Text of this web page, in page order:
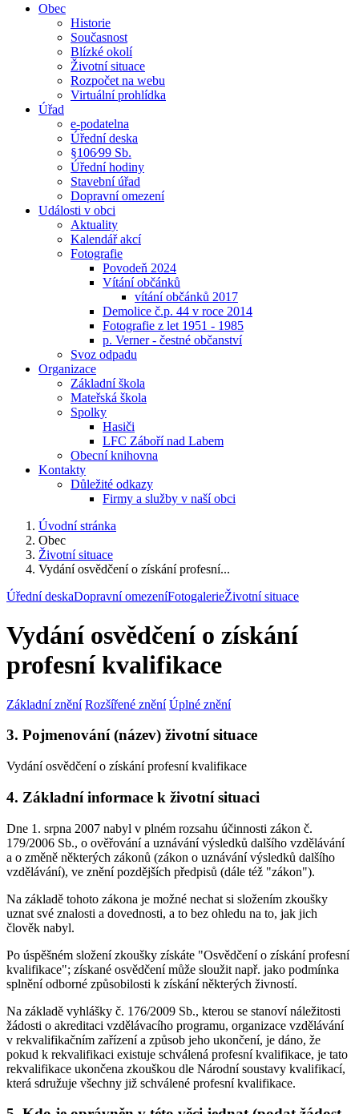
Obec
Historie
Současnost
Blízké okolí
Životní situace
Rozpočet na webu
Virtuální prohlídka
Úřad
e-podatelna
Úřední deska
§106⁄99 Sb.
Úřední hodiny
Stavební úřad
Dopravní omezení
Události v obci
Aktuality
Kalendář akcí
Fotografie
Povodeň 2024
Vítání občánků
vítání občánků 2017
Demolice č.p. 44 v roce 2014
Fotografie z let 1951 - 1985
p. Verner - čestné občanství
Svoz odpadu
Organizace
Základní škola
Mateřská škola
Spolky
Hasiči
LFC Záboří nad Labem
Obecní knihovna
Kontakty
Důležité odkazy
Firmy a služby v naší obci
Úvodní stránka
Obec
Životní situace
Vydání osvědčení o získání profesní...
Úřední deskaDopravní omezeníFotogalerieŽivotní situace
Vydání osvědčení o získání
profesní kvalifikace
Základní znění Rozšířené znění Úplné znění
3. Pojmenování (název) životní situace
Vydání osvědčení o získání profesní kvalifikace
4. Základní informace k životní situaci
Dne 1. srpna 2007 nabyl v plném rozsahu účinnosti zákon č.
179/2006 Sb., o ověřování a uznávání výsledků dalšího vzdělávání
a o změně některých zákonů (zákon o uznávání výsledků dalšího
vzdělávání), ve znění pozdějších předpisů (dále též "zákon").
Na základě tohoto zákona je možné nechat si složením zkoušky
uznat své znalosti a dovednosti, a to bez ohledu na to, jak jich
člověk nabyl.
Po úspěšném složení zkoušky získáte "Osvědčení o získání profesní
kvalifikace"; získané osvědčení může sloužit např. jako podmínka
splnění odborné způsobilosti k získání některých živností.
Na základě vyhlášky č. 176/2009 Sb., kterou se stanoví náležitosti
žádosti o akreditaci vzdělávacího programu, organizace vzdělávání
v rekvalifikačním zařízení a způsob jeho ukončení, je dáno, že
pokud k rekvalifikaci existuje schválená profesní kvalifikace, je tato
rekvalifikace ukončena zkouškou dle Národní soustavy kvalifikací,
která sdružuje všechny již schválené profesní kvalifikace.